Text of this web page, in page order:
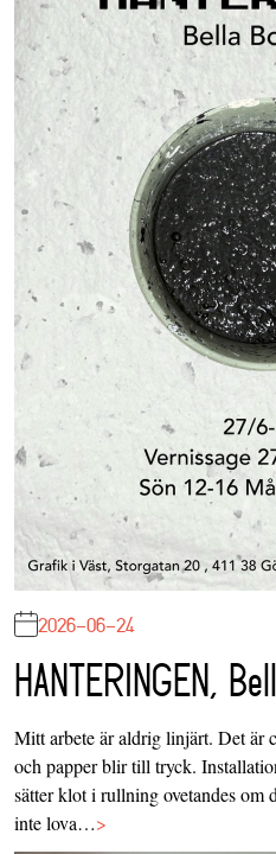
2026-06-24
HANTERINGEN,
Mitt arbete är aldrig linjärt. Det
och papper blir till tryck.
sätter klot i rullning ovetandes om
inte lova…>